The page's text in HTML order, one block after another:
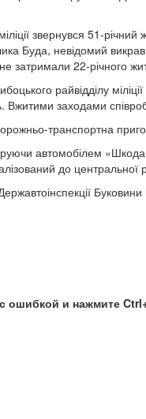
звернувся 51-
Буда, невідомий
затримали 22-
райвідділу
заходами
транспортна
автомобілем
до центральної
ошибкой и нажмите